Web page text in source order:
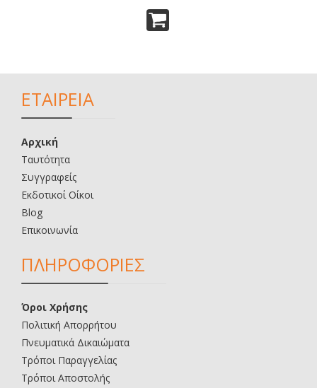
ΕΤΑΙΡΕΙΑ
Αρχική
Ταυτότητα
Συγγραφείς
Εκδοτικοί Οίκοι
Blog
Επικοινωνία
ΠΛΗΡΟΦΟΡΙΕΣ
Όροι Χρήσης
Πολιτική Απορρήτου
Πνευματικά Δικαιώματα
Τρόποι Παραγγελίας
Τρόποι Αποστολής